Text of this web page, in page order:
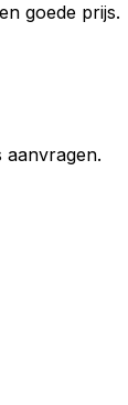
goede prijs.